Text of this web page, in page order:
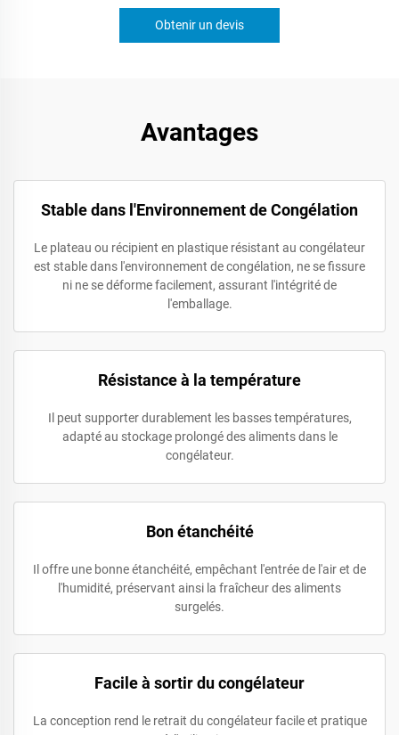
Obtenir un devis
Avantages
Stable dans l'Environnement de Congélation
Le plateau ou récipient en plastique résistant au congélateur
est stable dans l'environnement de congélation, ne se fissure
ni ne se déforme facilement, assurant l'intégrité de
l'emballage.
Résistance à la température
Il peut supporter durablement les basses températures,
adapté au stockage prolongé des aliments dans le
congélateur.
Bon étanchéité
Il offre une bonne étanchéité, empêchant l'entrée de l'air et de
l'humidité, préservant ainsi la fraîcheur des aliments
surgelés.
Facile à sortir du congélateur
La conception rend le retrait du congélateur facile et pratique